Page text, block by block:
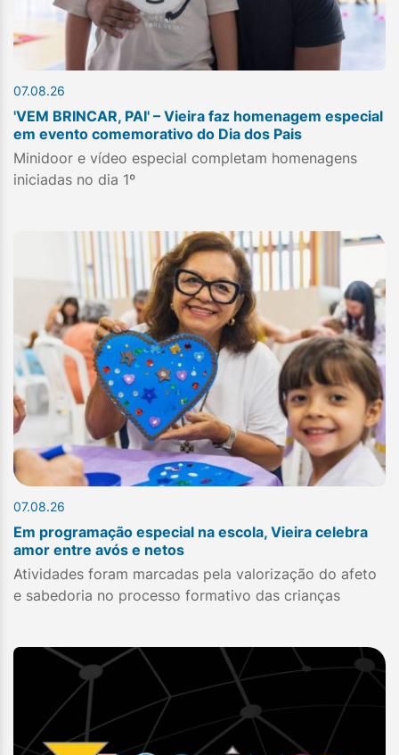
07.08.26
'VEM BRINCAR, PAI' – Vieira faz homenagem especial
em evento comemorativo do Dia dos Pais
Minidoor e vídeo especial completam homenagens
iniciadas no dia 1º
07.08.26
Em programação especial na escola, Vieira celebra
amor entre avós e netos
Atividades foram marcadas pela valorização do afeto
e sabedoria no processo formativo das crianças